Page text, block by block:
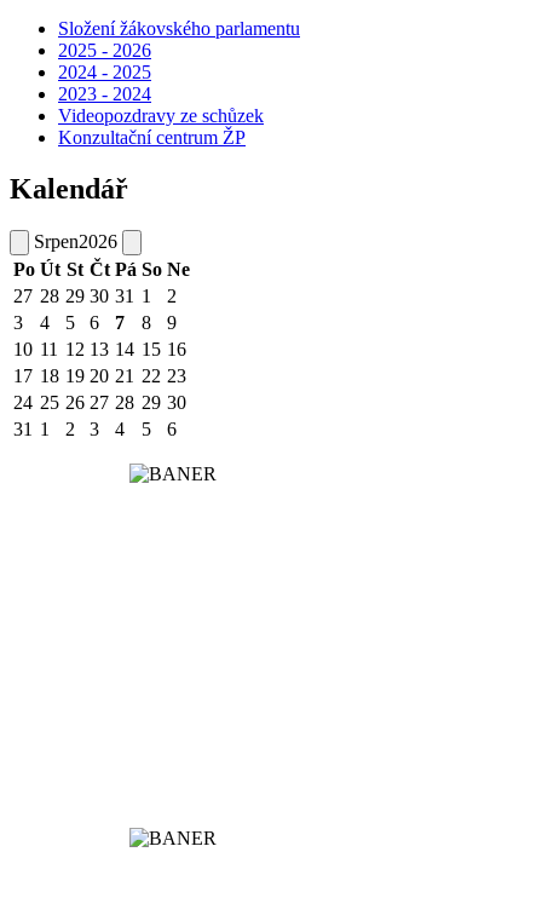
Složení žákovského parlamentu
2025 - 2026
2024 - 2025
2023 - 2024
Videopozdravy ze schůzek
Konzultační centrum ŽP
Kalendář
Srpen2026
Po Út St Čt Pá So Ne
27 28 29 30 31 1
2
3
4 5 6 7 8
9
10 11 12 13 14 15 16
17 18 19 20 21 22 23
24 25 26 27 28 29 30
31 1 2 3 4 5 6